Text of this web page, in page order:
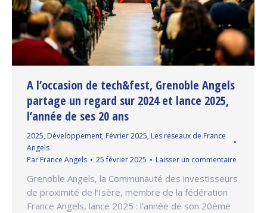
A l’occasion de tech&fest, Grenoble Angels
partage un regard sur 2024 et lance 2025,
l’année de ses 20 ans
2025, Développement, Février 2025, Les réseaux de France
Angels
Par France Angels 25 février 2025 Laisser un commentaire
Grenoble Angels, la Communauté des investisseurs
de proximité de l’Isère, membre de la fédération
France Angels, lance 2025 : l’année de son 20ème